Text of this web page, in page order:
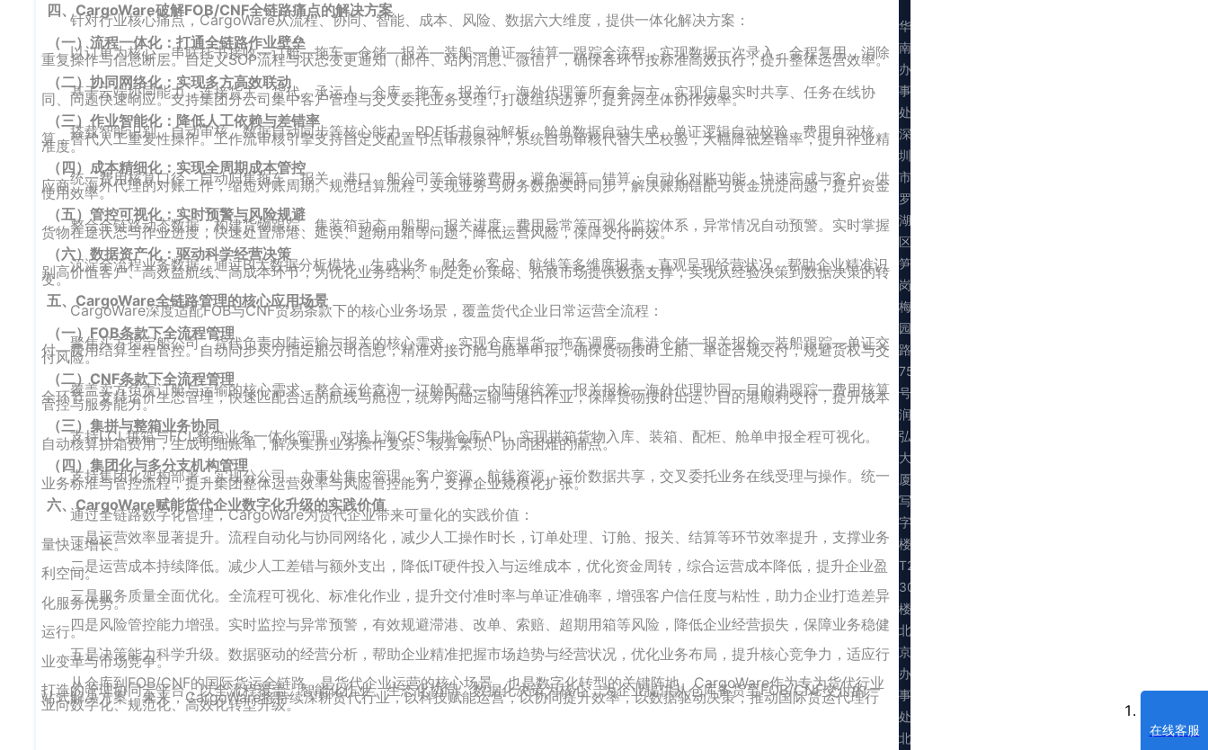
四、CargoWare破解FOB/CNF全链路痛点的解决方案
针对行业核心痛点，CargoWare从流程、协同、智能、成本、风险、数据六大维度，提供一体化解决方案：
（一）流程一体化：打通全链路作业壁垒
以订单为核心，串联托书接收—订舱—拖车—仓储—报关—装船—单证—结算—跟踪全流程，实现数据一次录入、全程复用，消除
重复操作与信息断层。自定义SOP流程与状态变更通知（邮件、站内消息、微信），确保各环节按标准高效执行，提升整体运营效率。
（二）协同网络化：实现多方高效联动
基于云端协同能力，连接货主、货代、承运人、仓库、拖车、报关行、海外代理等所有参与方，实现信息实时共享、任务在线协
同、问题快速响应。支持集团分公司集中客户管理与交叉委托业务受理，打破组织边界，提升跨主体协作效率。
（三）作业智能化：降低人工依赖与差错率
搭载智能识别、自动审核、数据自动同步等核心能力，PDF托书自动解析、舱单数据自动生成、单证逻辑自动校验、费用自动核
算，替代人工重复性操作。工作流审核引擎支持自定义配置节点审核条件，系统自动审核代替人工校验，大幅降低差错率，提升作业精
准度。
（四）成本精细化：实现全周期成本管控
统一费用核算口径，自动归集拖车、报关、港口、船公司等全链路费用，避免漏算、错算；自动化对账功能，快速完成与客户、供
应商、海外代理的对账工作，缩短对账周期。规范结算流程，实现业务与财务数据实时同步，解决账期错配与资金沉淀问题，提升资金
使用效率。
（五）管控可视化：实时预警与风险规避
整合全链路动态数据，构建货物跟踪、集装箱动态、船期、报关进度、费用异常等可视化监控体系，异常情况自动预警。实时掌握
货物在途状态与作业进度，快速处置滞港、延误、超期用箱等问题，降低运营风险，保障交付时效。
（六）数据资产化：驱动科学经营决策
沉淀全流程业务数据，通过BI大数据分析模块，生成业务、财务、客户、航线等多维度报表，直观呈现经营状况。帮助企业精准识
别高价值客户、高效益航线、高成本环节，为优化业务结构、制定定价策略、拓展市场提供数据支撑，实现从经验决策到数据决策的转
变。
五、CargoWare全链路管理的核心应用场景
CargoWare深度适配FOB与CNF贸易条款下的核心业务场景，覆盖货代企业日常运营全流程：
（一）FOB条款下全流程管理
聚焦买方指定船公司、货代负责内陆运输与报关的核心需求，实现仓库提货—拖车调度—集港仓储—报关报检—装船跟踪—单证交
付—费用结算全程管控。自动同步买方指定船公司信息，精准对接订舱与舱单申报，确保货物按时上船、单证合规交付，规避货权与交
付风险。
（二）CNF条款下全流程管理
覆盖卖方负责订舱与运输的核心需求，整合运价查询—订舱配载—内陆段统筹—报关报检—海外代理协同—目的港跟踪—费用核算
全环节。支持运价生态管理，快速匹配合适的航线与舱位，统筹内陆运输与港口作业，保障货物按时出运、目的港顺利交付，提升成本
管控与服务能力。
（三）集拼与整箱业务协同
支持LCL拼箱与FCL整箱业务一体化管理，对接上海CFS集拼仓库API，实现拼箱货物入库、装箱、配柜、舱单申报全程可视化。
自动核算拼箱费用，生成明细账单，解决集拼业务操作复杂、核算繁琐、协同困难的痛点。
（四）集团化与多分支机构管理
支持集团化架构部署，实现分公司、办事处集中管理，客户资源、航线资源、运价数据共享，交叉委托业务在线受理与操作。统一
业务标准与管控流程，提升集团整体运营效率与风险管控能力，支撑企业规模化扩张。
六、CargoWare赋能货代企业数字化升级的实践价值
通过全链路数字化管理，CargoWare为货代企业带来可量化的实践价值：
一是运营效率显著提升。流程自动化与协同网络化，减少人工操作时长，订单处理、订舱、报关、结算等环节效率提升，支撑业务
量快速增长。
二是运营成本持续降低。减少人工差错与额外支出，降低IT硬件投入与运维成本，优化资金周转，综合运营成本降低，提升企业盈
利空间。
三是服务质量全面优化。全流程可视化、标准化作业，提升交付准时率与单证准确率，增强客户信任度与粘性，助力企业打造差异
化服务优势。
四是风险管控能力增强。实时监控与异常预警，有效规避滞港、改单、索赔、超期用箱等风险，降低企业经营损失，保障业务稳健
运行。
五是决策能力科学升级。数据驱动的经营分析，帮助企业精准把握市场趋势与经营状况，优化业务布局，提升核心竞争力，适应行
业变革与市场竞争。
从仓库到FOB/CNF的国际货运全链路，是货代企业运营的核心场景，也是数字化转型的关键阵地。CargoWare作为专为货代行业
打造的管理协同云平台，以全流程覆盖、智能化作业、生态化协同、数据化决策为核心，为企业提供从仓库备货至FOB/CNF交付的一
站式解决方案。未来，CargoWare将持续深耕货代行业，以科技赋能运营，以协同提升效率，以数据驱动决策，推动国际货运代理行
业向数字化、规范化、高效化转型升级。‍
华
南
办
事
处：
深
圳
市
罗
湖
区
笋
岗
梅
园
路
75
号
润
弘
大
厦
写
字
楼
T2
30
楼
北
京
办
事
处：
北
在线客服